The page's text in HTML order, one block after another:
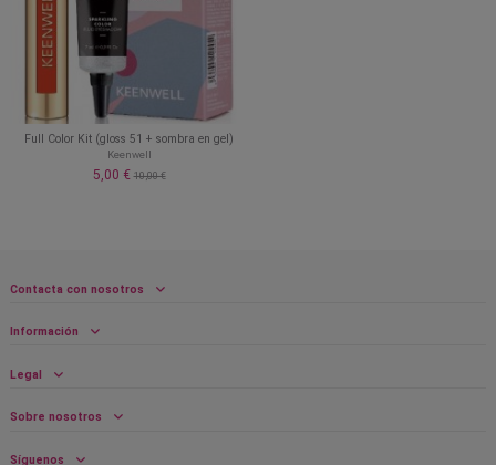
Full Color Kit (gloss 51 + sombra en gel)
Keenwell
5,00 €10,00 €
Contacta con nosotros
Información
Legal
Sobre nosotros
Síguenos